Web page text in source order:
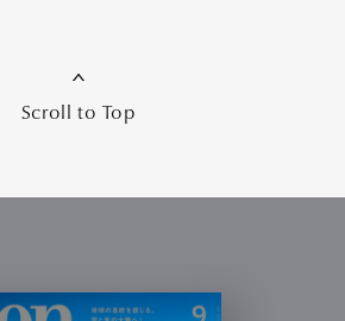
Scroll to Top